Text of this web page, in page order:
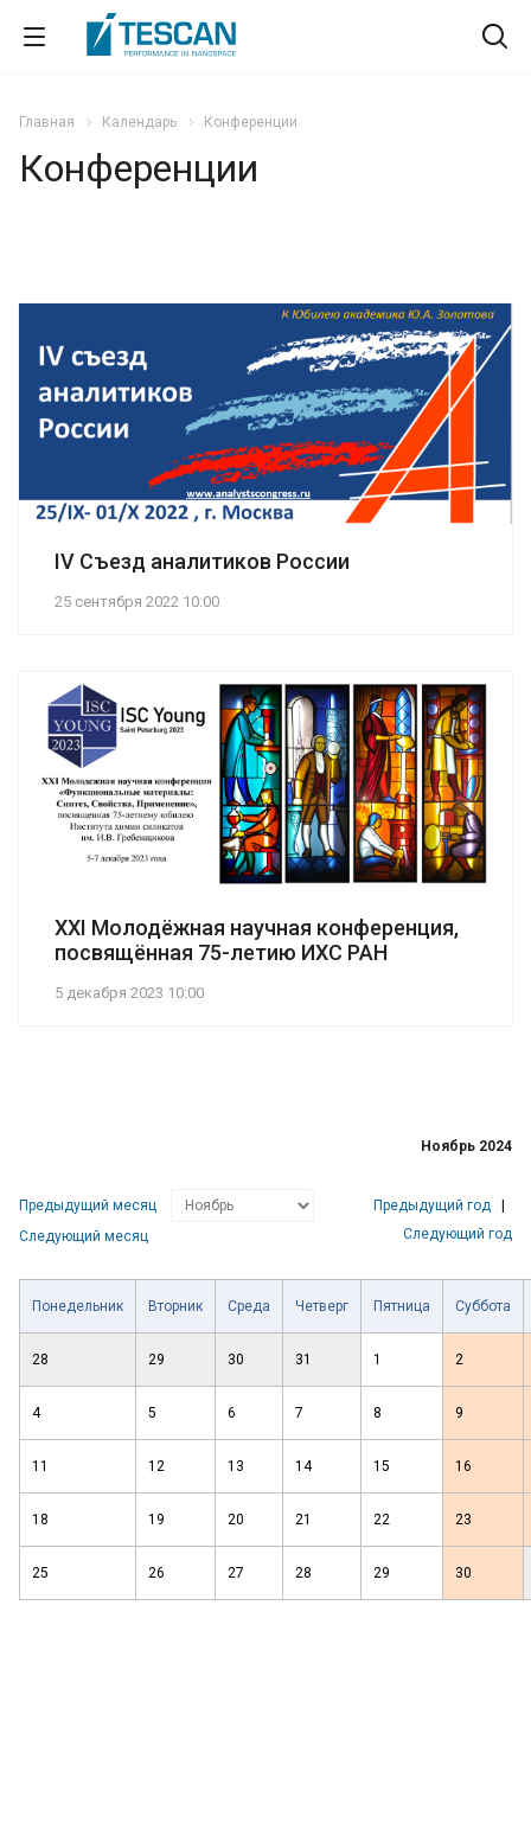
Главная Календарь Конференции
Конференции
IV Съезд аналитиков России
25 сентября 2022 10:00
XXI Молодёжная научная конференция,
посвящённая 75-летию ИХС РАН
5 декабря 2023 10:00
Ноябрь 2024
Предыдущий месяц
Следующий месяц
Предыдущий год
Следующий год
Понедельник Вторник Среда Четверг Пятница Суббота
28 29 30 31 1 2
4 5 6 7 8 9
11 12 13 14 15 16
18 19 20 21 22 23
25 26 27 28 29 30